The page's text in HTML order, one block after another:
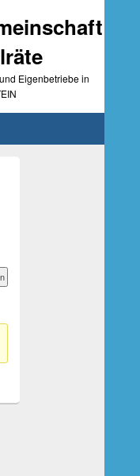
Eigenbetriebe in